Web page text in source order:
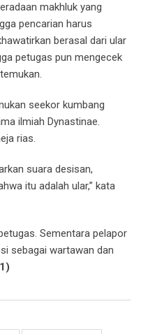
makhluk yang
pencarian harus
berasal dari ular
petugas pun mengecek
seekor kumbang
ilmiah Dynastinae.
rias.
suara desisan,
itu adalah ular,” kata
Sementara pelapor
sebagai wartawan dan